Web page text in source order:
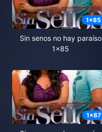
1x85
Sin senos no hay paraíso
1x85
1x87